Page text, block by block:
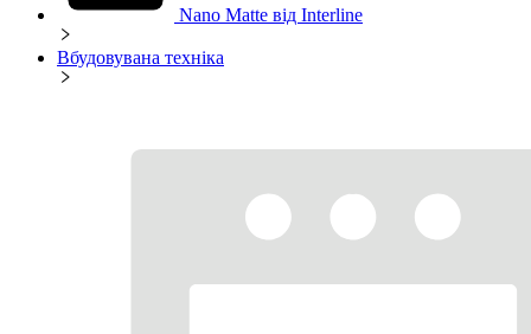
Nano Matte від Interline
Вбудовувана техніка